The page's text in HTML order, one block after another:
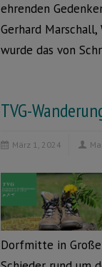
ehrenden
Gerhard
wurde das von
TVG-
März 1, 2024
Dorfmitte in